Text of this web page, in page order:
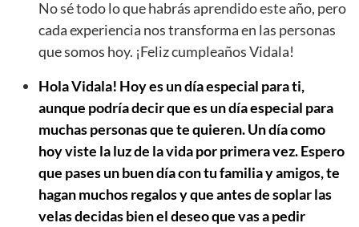
No sé todo lo que habrás aprendido este año, pero
cada experiencia nos transforma en las personas
que somos hoy. ¡Feliz cumpleaños Vidala!
Hola Vidala! Hoy es un día especial para ti,
aunque podría decir que es un día especial para
muchas personas que te quieren. Un día como
hoy viste la luz de la vida por primera vez. Espero
que pases un buen día con tu familia y amigos, te
hagan muchos regalos y que antes de soplar las
velas decidas bien el deseo que vas a pedir